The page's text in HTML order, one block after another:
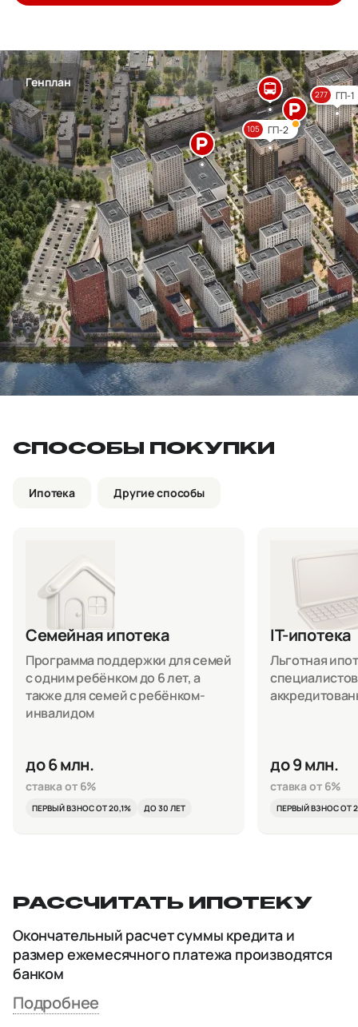
Генплан
277 ГП-1
105 ГП-2
СПОСОБЫ ПОКУПКИ
Ипотека Другие способы
Семейная ипотека
Программа поддержки для семей
с одним ребёнком до 6 лет, а
также для семей с ребёнком-
инвалидом
до 6 млн.
ставка от 6%
ПЕРВЫЙ ВЗНОС ОТ 20,1% ДО 30 ЛЕТ
IT-ипотека
Льготная
до 9 млн.
ставка от 6%
ПЕРВЫЙ ВЗНОС ОТ
РАССЧИТАТЬ ИПОТЕКУ
Окончательный расчет суммы кредита и
размер ежемесячного платежа производятся
банком
Подробнее